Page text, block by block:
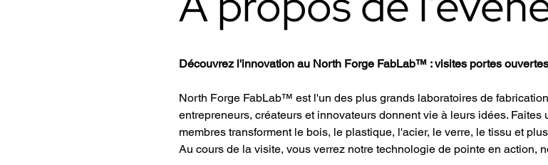
Découvrez l'innovation au North Forge FabLab™ : visites portes ouvertes
North Forge FabLab™ est l'un des plus grands laboratoires de
entrepreneurs, créateurs et innovateurs donnent vie à leurs idées.
membres transforment le bois, le plastique, l'acier, le verre, le tissu et
Au cours de la visite, vous verrez notre technologie de pointe en action,